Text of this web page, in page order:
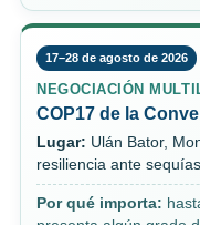
17–28 de agosto de 2026
NEGOCIACIÓN
COP17 de la
Lugar: Ulán Bator,
resiliencia ante
Por qué importa: